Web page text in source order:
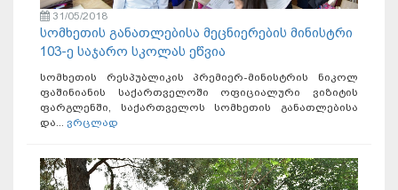
31/05/2018
სომხეთის განათლებისა მეცნიერების მინისტრი
103-ე საჯარო სკოლას ეწვია
სომხეთის რესპუბლიკის პრემიერ-მინისტრის ნიკოლ
ფაშინიანის საქართველოში ოფიციალური ვიზიტის
ფარგლენში, საქართველოს სომხეთის განათლებისა
და... ვრცლად